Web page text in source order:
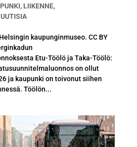
, LIIKENNE,
UUTISIA
kaupunginmuseo. CC BY
Etu-Töölö ja Taka-Töölö:
on ollut
ja kaupunki on toivonut siihen
Töölön...